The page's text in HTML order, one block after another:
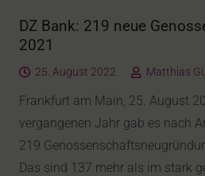
DZ Bank: 219 neue
2021
25. August 2022 Matthias
Frankfurt am Main, 25. August
vergangenen Jahr gab es nach
219
Das sind 137 mehr als im stark